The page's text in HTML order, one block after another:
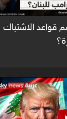
قواعد الاشتباك